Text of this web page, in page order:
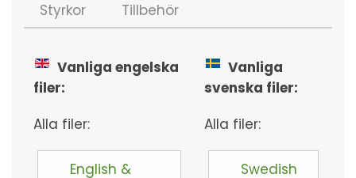
Styrkor
Tillbehör
Vanliga engelska
filer:
Alla filer:
English &
Vanliga
svenska filer:
Alla filer:
Swedish